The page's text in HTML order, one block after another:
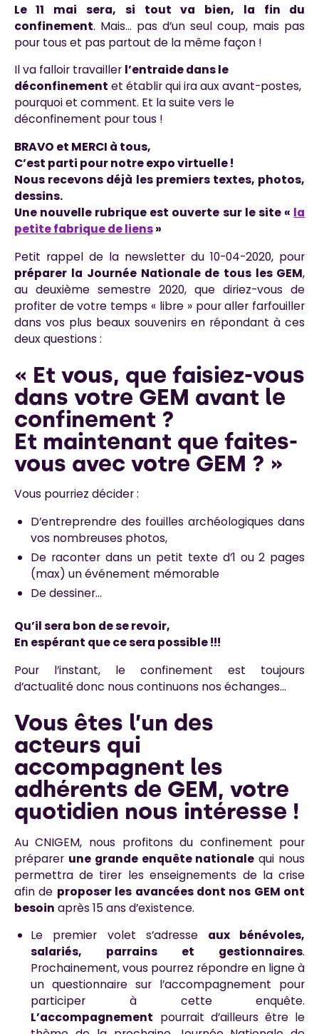
Le 11 mai sera, si tout va bien, la fin du
confinement. Mais… pas d’un seul coup, mais pas
pour tous et pas partout de la même façon !
Il va falloir travailler l’entraide dans le
déconfinement et établir qui ira aux avant-postes,
pourquoi et comment. Et la suite vers le
déconfinement pour tous !
BRAVO et MERCI à tous,
C’est parti pour notre expo virtuelle !
Nous recevons déjà les premiers textes, photos,
dessins.
Une nouvelle rubrique est ouverte sur le site « la
petite fabrique de liens»
Petit rappel de la newsletter du 10-04-2020, pour
préparer la Journée Nationale de tous les GEM,
au deuxième semestre 2020, que diriez-vous de
profiter de votre temps « libre » pour aller farfouiller
dans vos plus beaux souvenirs en répondant à ces
deux questions :
« Et vous, que faisiez-vous
dans votre GEM avant le
confinement ?
Et maintenant que faites-
vous avec votre GEM ? »
Vous pourriez décider :
D’entreprendre des fouilles archéologiques dans
vos nombreuses photos,
De raconter dans un petit texte d’1 ou 2 pages
(max) un événement mémorable
De dessiner…
Qu’il sera bon de se revoir,
En espérant que ce sera possible !!!
Pour l’instant, le confinement est toujours
d’actualité donc nous continuons nos échanges…
Vous êtes l’un des
acteurs qui
accompagnent les
adhérents de GEM, votre
quotidien nous intéresse !
Au CNIGEM, nous profitons du confinement pour
préparer une grande enquête nationale qui nous
permettra de tirer les enseignements de la crise
afin de proposer les avancées dont nos GEM ont
besoin après 15 ans d’existence.
Le premier volet s’adresse aux bénévoles,
salariés, parrains et gestionnaires.
Prochainement, vous pourrez répondre en ligne à
un questionnaire sur l’accompagnement pour
participer à cette enquête.
L’accompagnement pourrait d’ailleurs être le